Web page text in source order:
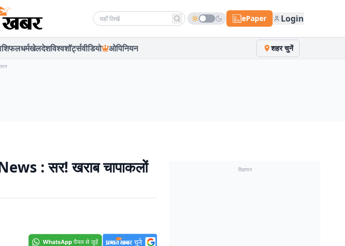
Search news ePaper Login
धर्मखेलदेशविश्वशॉर्ट्सवीडियो ओपिनियन शहर चुनें
: सर! खराब चापाकलों
विज्ञापन